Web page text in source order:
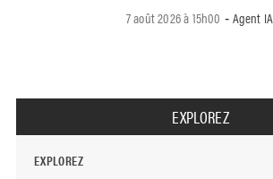
7 août 2026 à 15h00 - Agent
EXPLOREZ
EXPLOREZ